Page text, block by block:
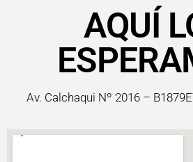
AQUÍ
Av. Calchaqui Nº 2016 –